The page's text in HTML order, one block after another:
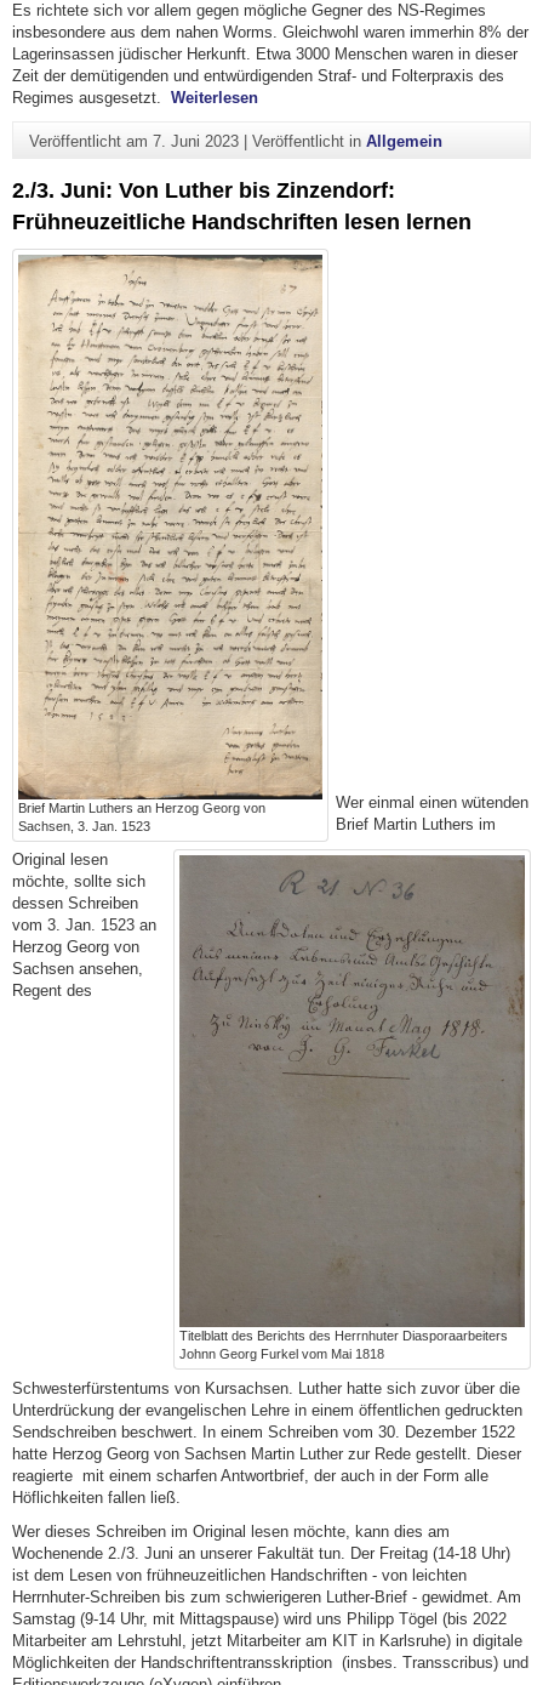
Es richtete sich vor allem gegen mögliche Gegner des NS-Regimes
insbesondere aus dem nahen Worms. Gleichwohl waren immerhin 8% der
Lagerinsassen jüdischer Herkunft. Etwa 3000 Menschen waren in dieser
Zeit der demütigenden und entwürdigenden Straf- und Folterpraxis des
Regimes ausgesetzt. Weiterlesen"Besuch in der Gedenkstätte KZ
Veröffentlicht am 7. Juni 2023| Veröffentlicht in Allgemein
2./3. Juni: Von Luther bis Zinzendorf:
Frühneuzeitliche Handschriften lesen lernen
Brief Martin Luthers an Herzog Georg von
Sachsen, 3. Jan. 1523
Titelblatt des Berichts des Herrnhuter Diasporaarbeiters
Johnn Georg Furkel vom Mai 1818
Wer einmal einen wütenden
Brief Martin Luthers im
Original lesen
möchte, sollte sich
dessen Schreiben
vom 3. Jan. 1523 an
Herzog Georg von
Sachsen ansehen,
Regent des
Schwesterfürstentums von Kursachsen. Luther hatte sich zuvor über die
Unterdrückung der evangelischen Lehre in einem öffentlichen gedruckten
Sendschreiben beschwert. In einem Schreiben vom 30. Dezember 1522
hatte Herzog Georg von Sachsen Martin Luther zur Rede gestellt. Dieser
reagierte mit einem scharfen Antwortbrief, der auch in der Form alle
Höflichkeiten fallen ließ.
Wer dieses Schreiben im Original lesen möchte, kann dies am
Wochenende 2./3. Juni an unserer Fakultät tun. Der Freitag (14-18 Uhr)
ist dem Lesen von frühneuzeitlichen Handschriften - von leichten
Herrnhuter-Schreiben bis zum schwierigeren Luther-Brief - gewidmet. Am
Samstag (9-14 Uhr, mit Mittagspause) wird uns Philipp Tögel (bis 2022
Mitarbeiter am Lehrstuhl, jetzt Mitarbeiter am KIT in Karlsruhe) in digitale
Möglichkeiten der Handschriftentransskription (insbes. Transscribus) und